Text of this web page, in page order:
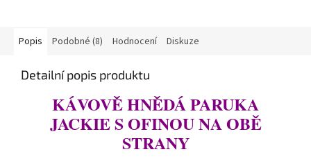
Popis Podobné (8) Hodnocení Diskuze
Detailní popis produktu
KÁVOVĚ HNĚDÁ PARUKA
JACKIE S OFINOU NA OBĚ
STRANY